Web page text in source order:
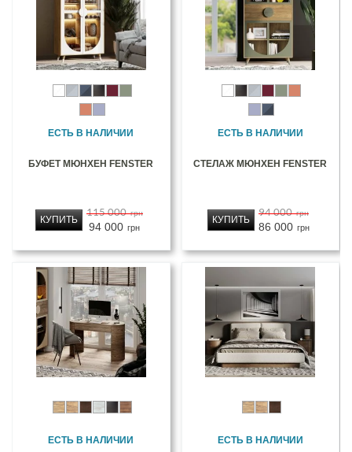
ЕСТЬ В НАЛИЧИИ
БУФЕТ МЮНХЕН FENSTER
115 000 грн
94 000 грн
КУПИТЬ
ЕСТЬ В НАЛИЧИИ
СТЕЛАЖ МЮНХЕН FENSTER
94 000 грн
86 000 грн
КУПИТЬ
ЕСТЬ В НАЛИЧИИ ЕСТЬ В НАЛИЧИИ